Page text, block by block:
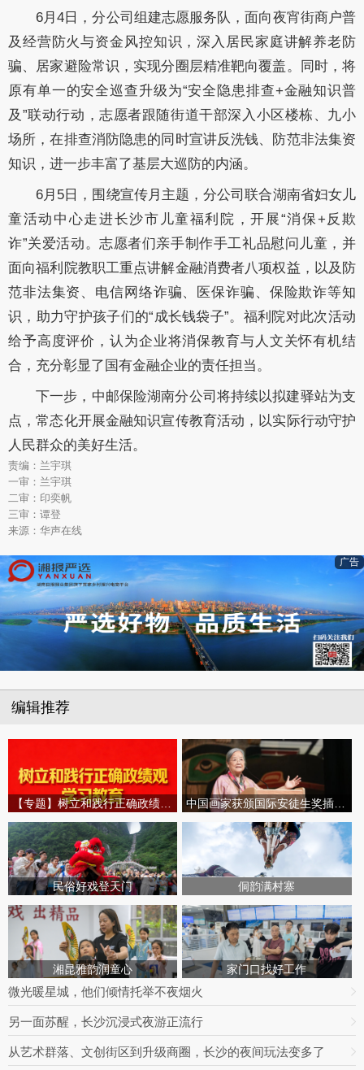
6月4日，分公司组建志愿服务队，面向夜宵街商户普
及经营防火与资金风控知识，深入居民家庭讲解养老防
骗、居家避险常识，实现分圈层精准靶向覆盖。同时，将
原有单一的安全巡查升级为“安全隐患排查+金融知识普
及”联动行动，志愿者跟随街道干部深入小区楼栋、九小
场所，在排查消防隐患的同时宣讲反洗钱、防范非法集资
知识，进一步丰富了基层大巡防的内涵。
6月5日，围绕宣传月主题，分公司联合湖南省妇女儿
童活动中心走进长沙市儿童福利院，开展“消保+反欺
诈”关爱活动。志愿者们亲手制作手工礼品慰问儿童，并
面向福利院教职工重点讲解金融消费者八项权益，以及防
范非法集资、电信网络诈骗、医保诈骗、保险欺诈等知
识，助力守护孩子们的“成长钱袋子”。福利院对此次活动
给予高度评价，认为企业将消保教育与人文关怀有机结
合，充分彰显了国有金融企业的责任担当。
下一步，中邮保险湖南分公司将持续以拟建驿站为支
点，常态化开展金融知识宣传教育活动，以实际行动守护
人民群众的美好生活。
责编：兰宇琪
一审：兰宇琪
二审：印奕帆
三审：谭登
来源：华声在线
广告
编辑推荐
民俗好戏登天门 侗韵满村寨
湘昆雅韵润童心 家门口找好工作
微光暖星城，他们倾情托举不夜烟火
另一面苏醒，长沙沉浸式夜游正流行
从艺术群落、文创街区到升级商圈，长沙的夜间玩法变多了